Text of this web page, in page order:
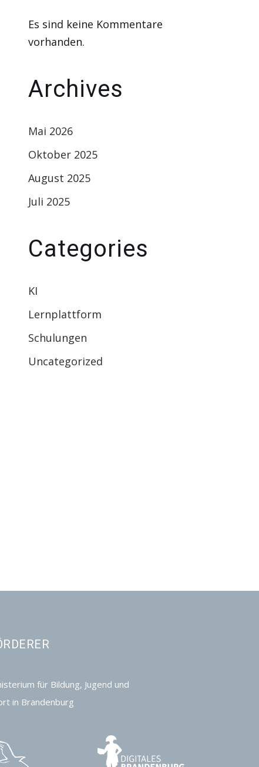
Es sind keine Kommentare
vorhanden.
Archives
Mai 2026
Oktober 2025
August 2025
Juli 2025
Categories
KI
Lernplattform
Schulungen
Uncategorized
für Bildung, Jugend und
in Brandenburg